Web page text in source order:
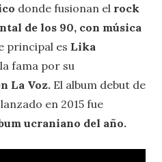
donde fusionan el rock
de los 90, con música
principal es Lika
fama por su
La Voz. El album debut de
lanzado en 2015 fue
ucraniano del año.